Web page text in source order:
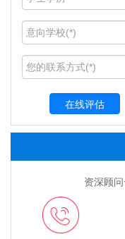
资深顾